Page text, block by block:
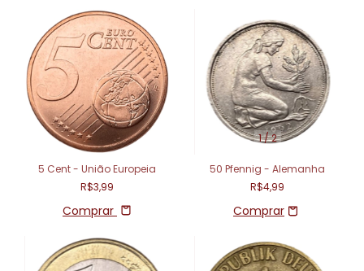
5 Cent - União Europeia
R$3,99
Comprar
1/2
50 Pfennig - Alemanha
R$4,99